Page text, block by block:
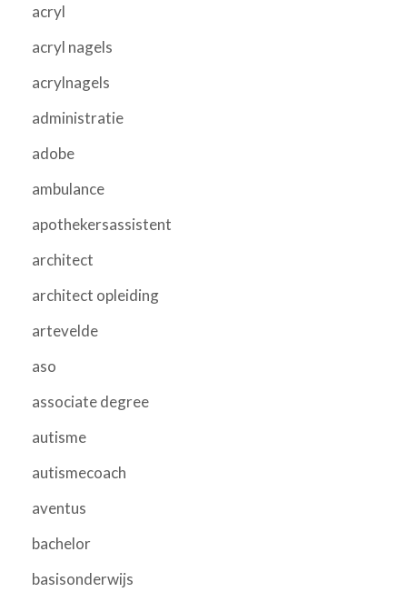
acryl
acryl nagels
acrylnagels
administratie
adobe
ambulance
apothekersassistent
architect
architect opleiding
artevelde
aso
associate degree
autisme
autismecoach
aventus
bachelor
basisonderwijs